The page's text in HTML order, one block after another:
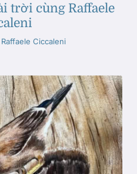
trời cùng Raffaele
Raffaele Ciccaleni